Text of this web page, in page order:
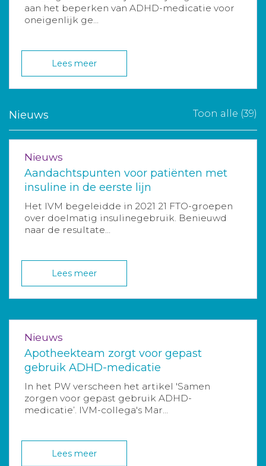
aan het beperken van ADHD-medicatie voor
oneigenlijk ge...
Lees meer
Nieuws Toon alle (39)
Nieuws
Aandachtspunten voor patiënten met
insuline in de eerste lijn
Het IVM begeleidde in 2021 21 FTO-groepen
over doelmatig insulinegebruik. Benieuwd
naar de resultate...
Lees meer
Nieuws
Apotheekteam zorgt voor gepast
gebruik ADHD-medicatie
In het PW verscheen het artikel 'Samen
zorgen voor gepast gebruik ADHD-
medicatie’. IVM-collega's Mar...
Lees meer